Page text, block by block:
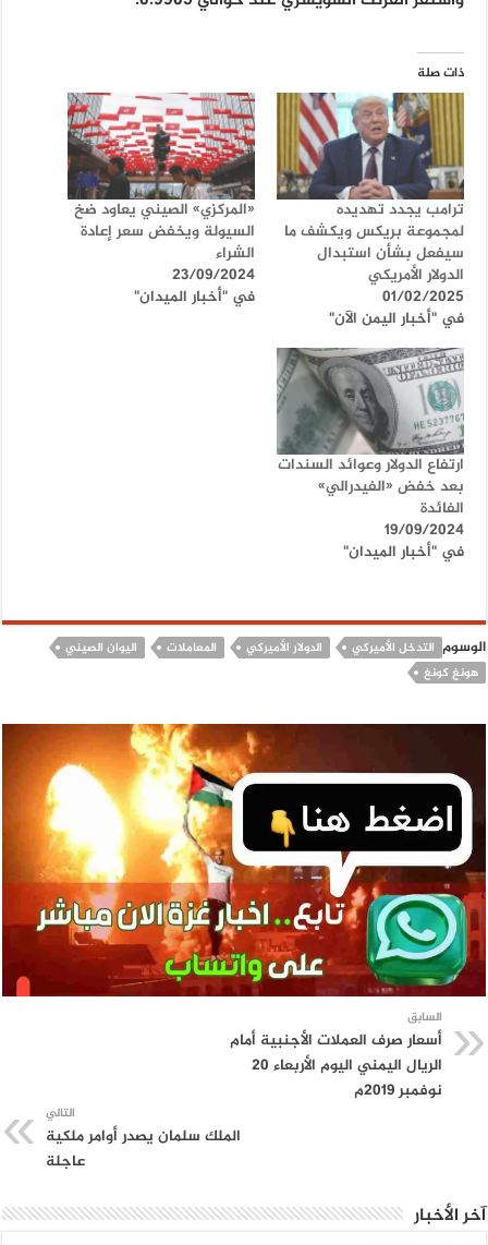
ذات صلة
ترامب يجدد تهديده
لمجموعة بريكس ويكشف ما
سيفعل بشأن استبدال
الدولار الأمريكي
01/02/2025
في "أخبار اليمن الآن"
«المركزي» الصيني يعاود ضخ
السيولة ويخفض سعر إعادة
الشراء
23/09/2024
في "أخبار الميدان"
ارتفاع الدولار وعوائد السندات
بعد خفض «الفيدرالي»
الفائدة
19/09/2024
في "أخبار الميدان"
الوسوم التدخل الأميركي الدولار الأميركي المعاملات
اليوان الصيني
هونغ كونغ
السابق
أسعار صرف العملات الأجنبية أمام
الريال اليمني اليوم الأربعاء 20
نوفمبر 2019م
التالي
الملك سلمان يصدر أوامر ملكية
عاجلة
آخر الأخبار